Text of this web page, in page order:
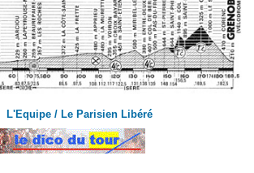
/ Le Parisien Libéré